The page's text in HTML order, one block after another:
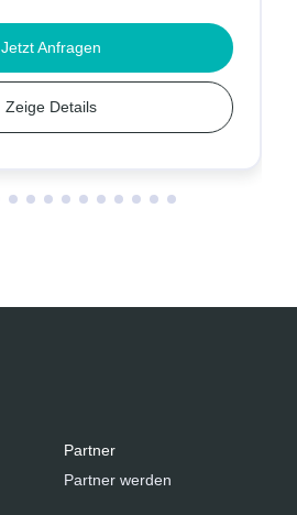
Zeige Details
Jetzt Anfragen
Partner
Partner werden